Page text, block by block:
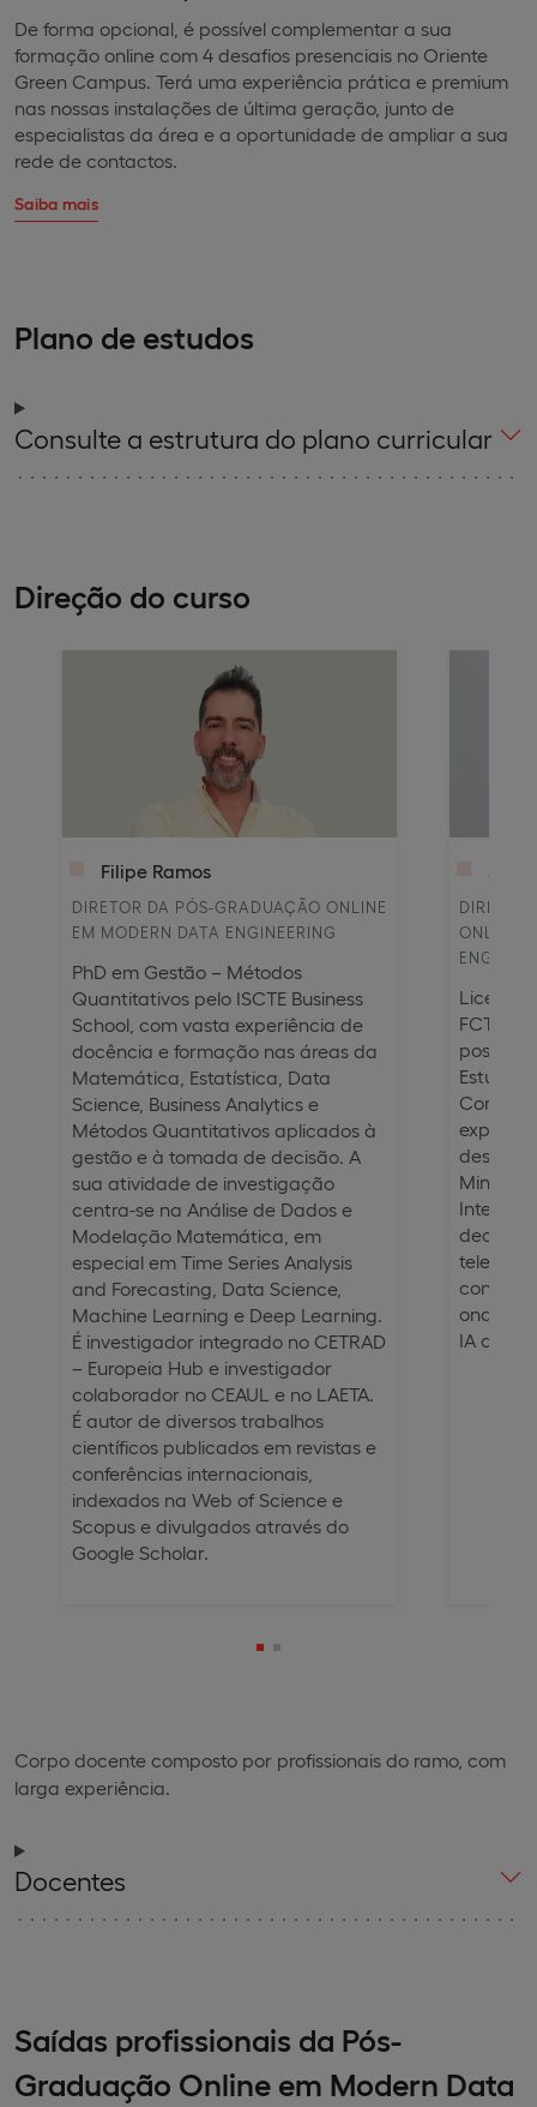
De forma opcional, é possível complementar a sua
formação online com 4 desafios presenciais no Oriente
Green Campus. Terá uma experiência prática e premium
nas nossas instalações de última geração, junto de
especialistas da área e a oportunidade de ampliar a sua
rede de contactos.
Saiba mais
Plano de estudos
Consulte a estrutura do plano curricular
Direção do curso
Filipe Ramos
DIRETOR DA PÓS-GRADUAÇÃO ONLINE
EM MODERN DATA ENGINEERING
PhD em Gestão – Métodos
Quantitativos pelo ISCTE Business
School, com vasta experiência de
docência e formação nas áreas da
Matemática, Estatística, Data
Science, Business Analytics e
Métodos Quantitativos aplicados à
gestão e à tomada de decisão. A
sua atividade de investigação
centra-se na Análise de Dados e
Modelação Matemática, em
especial em Time Series Analysis
and Forecasting, Data Science,
Machine Learning e Deep Learning.
É investigador integrado no CETRAD
– Europeia Hub e investigador
colaborador no CEAUL e no LAETA.
É autor de diversos trabalhos
científicos publicados em revistas e
conferências internacionais,
indexados na Web of Science e
Scopus e divulgados através do
Google Scholar.
ONLINE
possui
Estudos
Conta
Mining,
decisão
onde
IA
Corpo docente composto por profissionais do ramo, com
larga experiência.
Docentes
Saídas profissionais da Pós-
Graduação Online em Modern Data